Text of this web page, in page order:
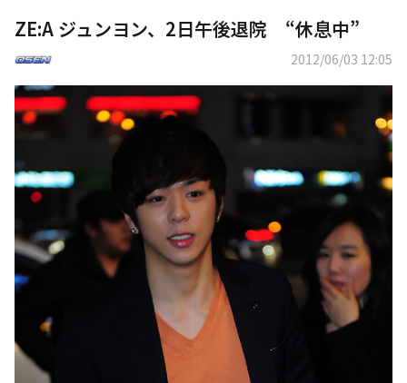
ZE:A ジュンヨン、2日午後退院 “休息中”
2012/06/03 12:05